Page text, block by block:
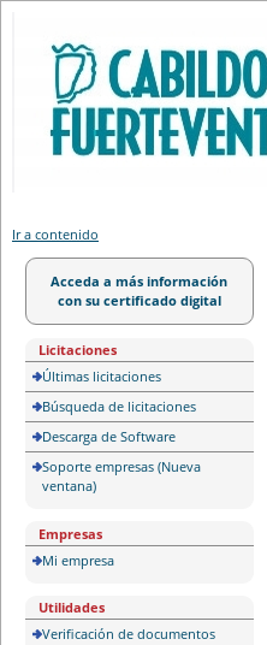
Ir a contenido
Acceda a más información
con su certificado digital
Licitaciones
Últimas licitaciones
Búsqueda de licitaciones
Descarga de Software
Soporte empresas (Nueva
ventana)
Empresas
Mi empresa
Utilidades
Verificación de documentos